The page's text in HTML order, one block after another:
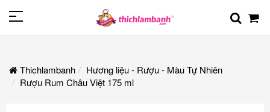
Thichlambanh
Hương liệu - Rượu - Màu Tự Nhiên
Rượu Rum Châu Việt 175 ml